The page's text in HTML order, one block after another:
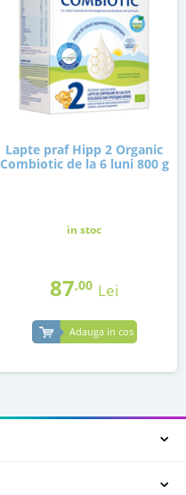
Lapte praf Hipp 2 Organic
Combiotic de la 6 luni 800 g
in stoc
87,00 Lei
Adauga in cos